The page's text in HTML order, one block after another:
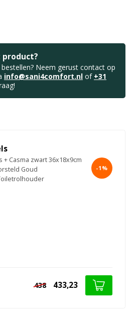
product?
Neem gerust contact op
info@sani4comfort.nl of +31
Casma zwart 36x18x9cm
Goud
-1%
438 433,23